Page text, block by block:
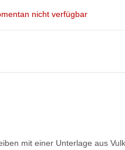
nicht verfügbar
mit einer Unterlage aus